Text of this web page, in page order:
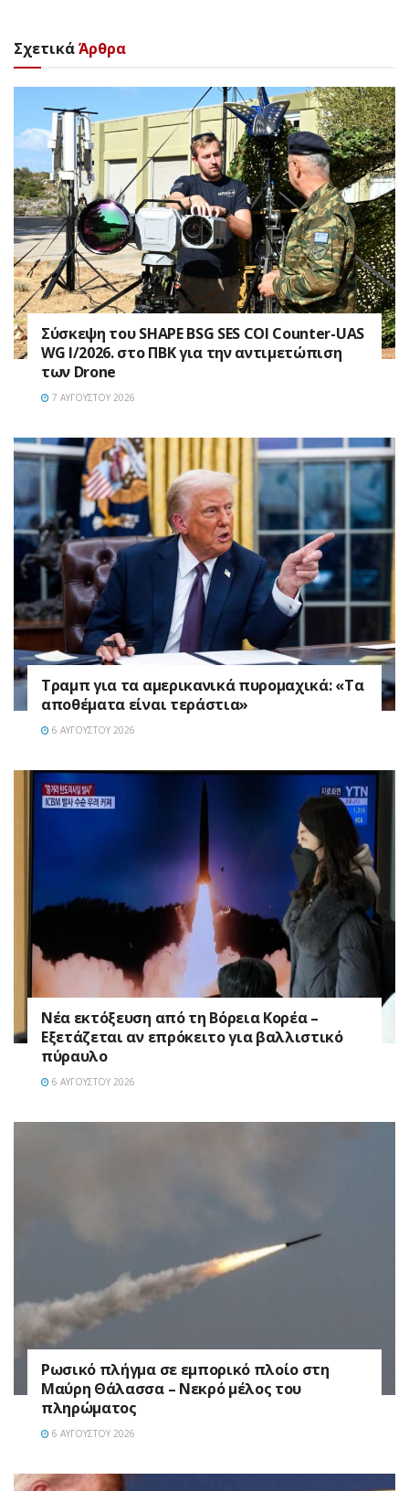
ΣχετικάΆρθρα
Σύσκεψη του SHAPE BSG SES COI Counter-UAS
WG I/2026. στο ΠΒΚ για την αντιμετώπιση
των Drone
7 ΑΥΓΟΎΣΤΟΥ 2026
Τραμπ για τα αμερικανικά πυρομαχικά: «Τα
αποθέματα είναι τεράστια»
6 ΑΥΓΟΎΣΤΟΥ 2026
Νέα εκτόξευση από τη Βόρεια Κορέα –
Εξετάζεται αν επρόκειτο για βαλλιστικό
πύραυλο
6 ΑΥΓΟΎΣΤΟΥ 2026
Ρωσικό πλήγμα σε εμπορικό πλοίο στη
Μαύρη Θάλασσα – Νεκρό μέλος του
πληρώματος
6 ΑΥΓΟΎΣΤΟΥ 2026